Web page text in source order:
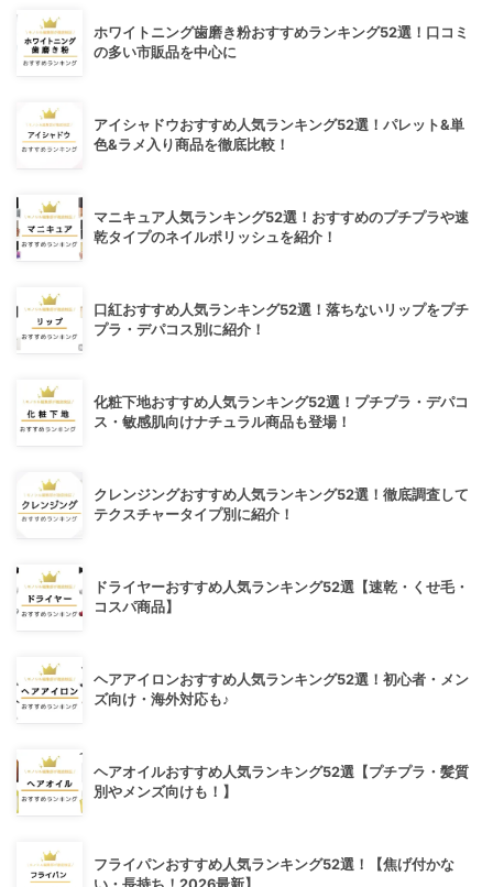
ホワイトニング歯磨き粉おすすめランキング52選！口コミ
の多い市販品を中心に
アイシャドウおすすめ人気ランキング52選！パレット&単
色&ラメ入り商品を徹底比較！
マニキュア人気ランキング52選！おすすめのプチプラや速
乾タイプのネイルポリッシュを紹介！
口紅おすすめ人気ランキング52選！落ちないリップをプチ
プラ・デパコス別に紹介！
化粧下地おすすめ人気ランキング52選！プチプラ・デパコ
ス・敏感肌向けナチュラル商品も登場！
クレンジングおすすめ人気ランキング52選！徹底調査して
テクスチャータイプ別に紹介！
ドライヤーおすすめ人気ランキング52選【速乾・くせ毛・
コスパ商品】
ヘアアイロンおすすめ人気ランキング52選！初心者・メン
ズ向け・海外対応も♪
ヘアオイルおすすめ人気ランキング52選【プチプラ・髪質
別やメンズ向けも！】
フライパンおすすめ人気ランキング52選！【焦げ付かな